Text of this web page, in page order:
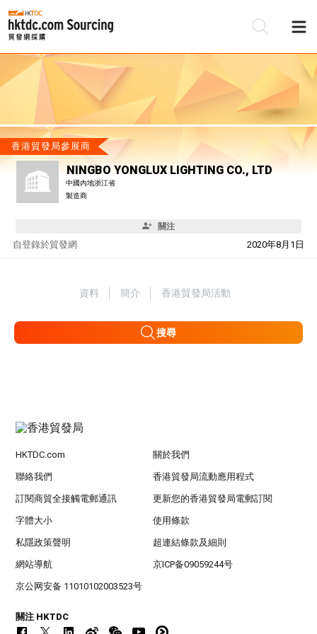
香港貿發局參展商
NINGBO YONGLUX LIGHTING CO., LTD
中國內地浙江省
製造商
關注
自 2020年8月1日
登錄於貿發網
資料 簡介 香港貿發局活動
搜尋
HKTDC.com 關於我們
聯絡我們 香港貿發局流動應用程式
訂閱商貿全接觸電郵通訊 更新您的香港貿發局電郵訂閱
字體大小 使用條款
私隱政策聲明 超連結條款及細則
網站導航 京ICP备09059244号
京公网安备 11010102003523号
關注 HKTDC